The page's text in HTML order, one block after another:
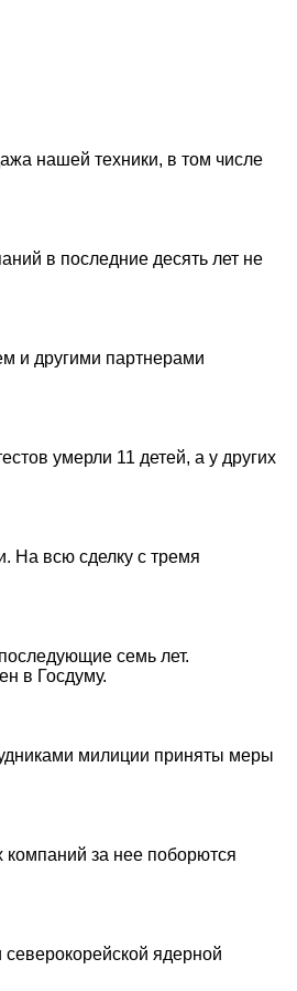
нашей техники, в том числе
в последние десять лет не
и другими партнерами
умерли 11 детей, а у других
На всю сделку с тремя
семь лет.
в Госдуму.
милиции приняты меры
компаний за нее поборются
ядерной